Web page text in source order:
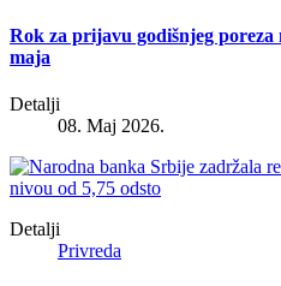
Rok za prijavu godišnjeg poreza
maja
Detalji
08. Maj 2026.
Detalji
Privreda